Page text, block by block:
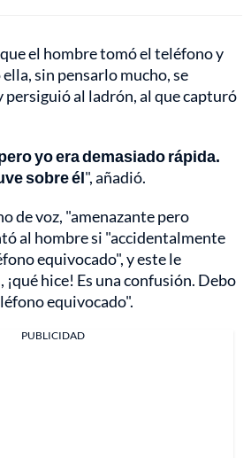
el hombre tomó el teléfono y
sin pensarlo mucho, se
persiguió al ladrón, al que capturó
yo era demasiado rápida.
sobre él", añadió.
de voz, "amenazante pero
al hombre si "accidentalmente
equivocado", y este le
hice! Es una confusión. Debo
equivocado".
PUBLICIDAD